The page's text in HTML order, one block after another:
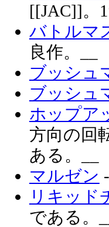
[[JAC]]。
バトルマ
良作。__
ブッシュ
ブッシュ
ホップア
方向の回
ある。__
マルゼン
リキッド
である。__